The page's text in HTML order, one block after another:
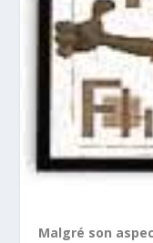
Malgré son